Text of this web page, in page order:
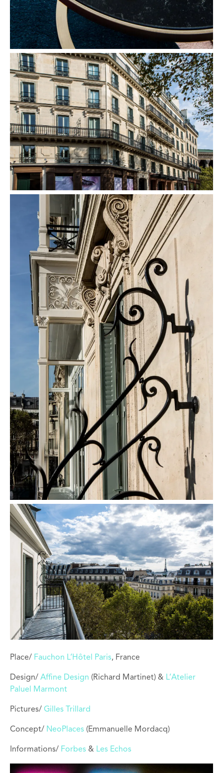
Place/ Fauchon L’Hôtel Paris, France
Design/ Affine Design (Richard Martinet) & L’Atelier
Paluel Marmont
Pictures/ Gilles Trillard
Concept/ NeoPlaces (Emmanuelle Mordacq)
Informations/ Forbes & Les Echos